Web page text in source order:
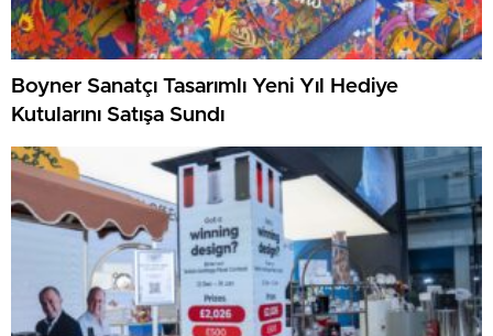
Boyner Sanatçı Tasarımlı Yeni Yıl Hediye
Kutularını Satışa Sundı